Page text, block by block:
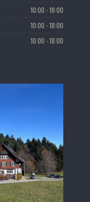
10:00 - 18:00
10:00 - 18:00
10:00 - 18:00